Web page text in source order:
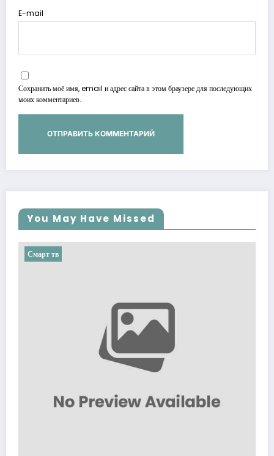
E-mail
Сохранить моё имя, email и адрес сайта в этом браузере для последующих
моих комментариев.
You May Have Missed
Смарт тв